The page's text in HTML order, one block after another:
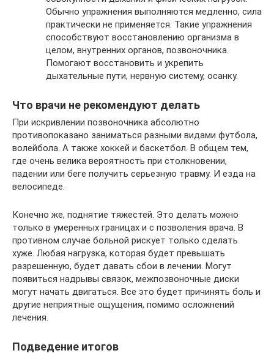
Обычно упражнения выполняются медленно, сила
практически не применяется. Такие упражнения
способствуют восстановлению организма в
целом, внутренних органов, позвоночника.
Помогают восстановить и укрепить
дыхательные пути, нервную систему, осанку.
Что врачи не рекомендуют делать
При искривлении позвоночника абсолютно
противопоказано заниматься разными видами футбола,
волейбола. А также хоккей и баскетбол. В общем тем,
где очень велика вероятность при столкновении,
падении или беге получить серьезную травму. И езда на
велосипеде.
Конечно же, поднятие тяжестей. Это делать можно
только в умеренных границах и с позволения врача. В
противном случае больной рискует только сделать
хуже. Любая нагрузка, которая будет превышать
разрешенную, будет давать сбои в лечении. Могут
появиться надрывы связок, межпозвоночные диски
могут начать двигаться. Все это будет причинять боль и
другие неприятные ощущения, помимо осложнений
лечения.
Подведение итогов